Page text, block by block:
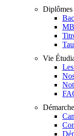
Diplômes
Vie